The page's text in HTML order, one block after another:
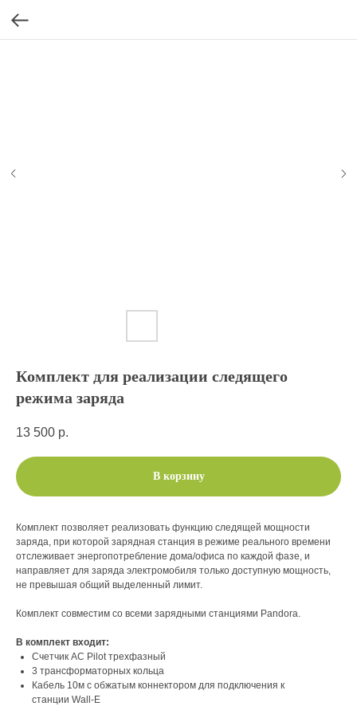
Комплект для реализации следящего
режима заряда
13 500 р.
В корзину
Комплект позволяет реализовать функцию следящей мощности
заряда, при которой зарядная станция в режиме реального времени
отслеживает энергопотребление дома/офиса по каждой фазе, и
направляет для заряда электромобиля только доступную мощность,
не превышая общий выделенный лимит.
Комплект совместим со всеми зарядными станциями Pandora.
В комплект входит:
Счетчик АС Pilot трехфазный
3 трансформаторных кольца
Кабель 10м c обжатым коннектором для подключения к
станции Wall-E